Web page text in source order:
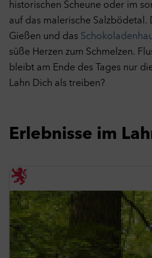
historischen Scheune oder im
auf das malerische Salzbödetal.
Gießen und das
süße Herzen zum Schmelzen.
bleibt am Ende des Tages nur
Lahn Dich als treiben?
Erlebnisse im